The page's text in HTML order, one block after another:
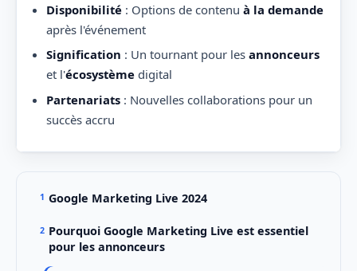
Disponibilité: Options de contenu à la demande
après l'événement
Signification : Un tournant pour les annonceurs
et l'écosystèmedigital
Partenariats: Nouvelles collaborations pour un
succès accru
Google Marketing Live 2024
Pourquoi Google Marketing Live est essentiel
pour les annonceurs